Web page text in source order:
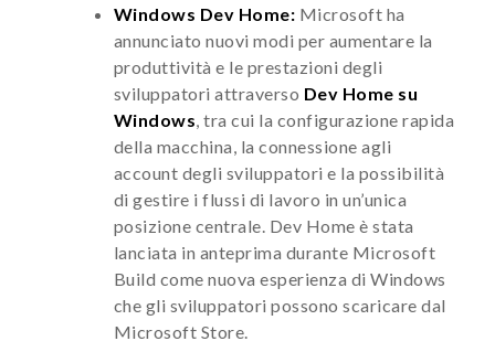
Windows Dev Home: Microsoft ha
annunciato nuovi modi per aumentare la
produttività e le prestazioni degli
sviluppatori attraverso Dev Home su
Windows , tra cui la configurazione rapida
della macchina, la connessione agli
account degli sviluppatori e la possibilità
di gestire i flussi di lavoro in un’unica
posizione centrale. Dev Home è stata
lanciata in anteprima durante Microsoft
Build come nuova esperienza di Windows
che gli sviluppatori possono scaricare dal
Microsoft Store.